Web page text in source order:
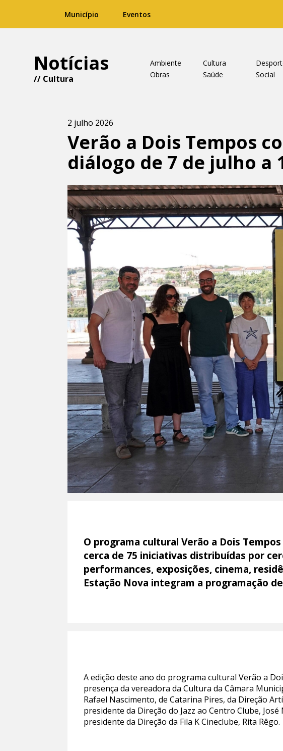
Município Eventos
Notícias
// Cultura
Ambiente Cultura
Obras
Saúde Social
2 julho 2026
Verão a Dois Tempos
diálogo de 7 de julho a
O programa cultural Verão a Dois
cerca de 75 iniciativas distribuídas por
performances, exposições, cinema,
Estação Nova integram a programação
A edição deste ano do programa cultural Verão a
presença da vereadora da Cultura da Câmara
Rafael Nascimento, de Catarina Pires, da Direção
presidente da Direção do Jazz ao Centro Clube,
presidente da Direção da Fila K Cineclube, Rita Rêgo.